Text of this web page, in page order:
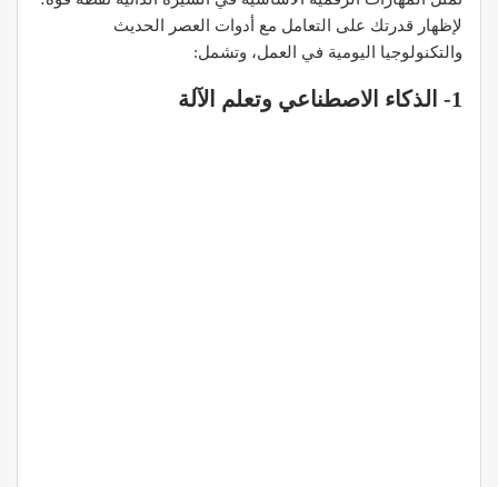
لإظهار قدرتك على التعامل مع أدوات العصر الحديث
والتكنولوجيا اليومية في العمل، وتشمل:
1- الذكاء الاصطناعي وتعلم الآلة